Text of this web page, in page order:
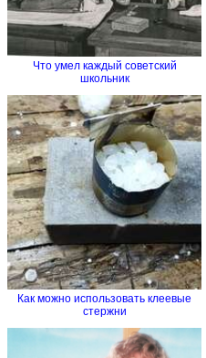
Что умел каждый советский
школьник
Как можно использовать клеевые
стержни